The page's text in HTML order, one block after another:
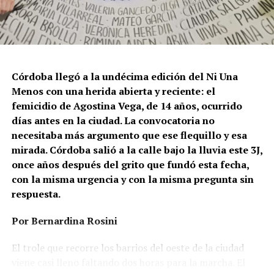
Ganar la vida: La historia de (no)
Córdoba llegó a la undécima edición del Ni Una
Menos con una herida abierta y reciente: el
femicidio de Agostina Vega, de 14 años, ocurrido
días antes en la ciudad. La convocatoria no
necesitaba más argumento que ese flequillo y esa
mirada. Córdoba salió a la calle bajo la lluvia este 3J,
once años después del grito que fundó esta fecha,
con la misma urgencia y con la misma pregunta sin
respuesta.
Por Bernardina Rosini
El trole que recorre los barrios del oeste de la ciudad